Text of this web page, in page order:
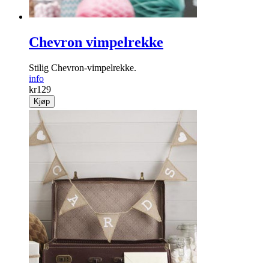
Chevron vimpelrekke
Stilig Chevron-vimpelrekke.
info
kr129
Kjøp